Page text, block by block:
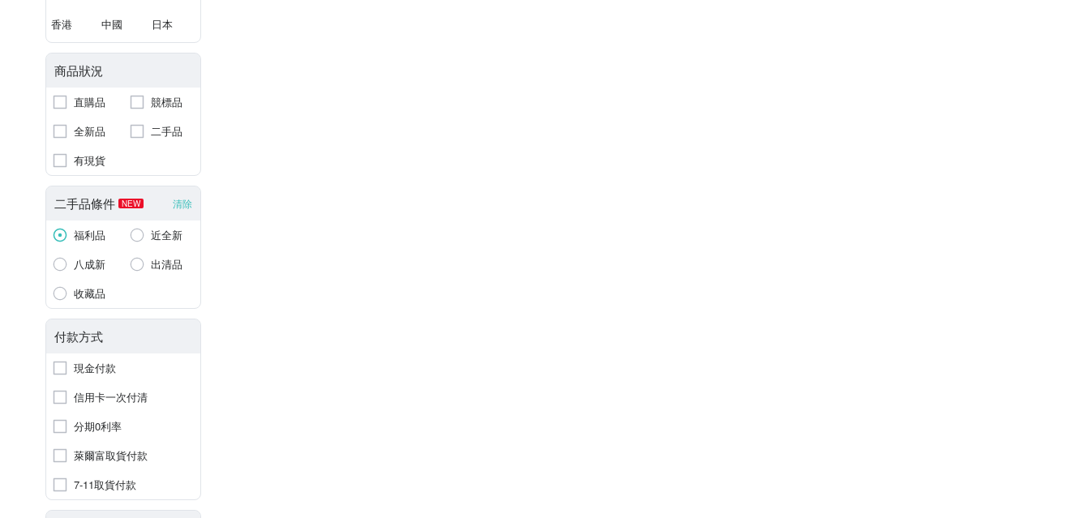
香港 中國 日本
商品狀況
直購品
競標品
全新品
二手品
有現貨
二手品條件 NEW 清除
福利品
近全新
八成新
出清品
收藏品
付款方式
現金付款
信用卡一次付清
分期0利率
萊爾富取貨付款
7-11取貨付款